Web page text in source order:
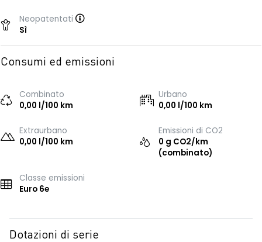
Neopatentati
Sì
Consumi ed emissioni
Combinato
0,00 l/100 km
Urbano
0,00 l/100 km
Extraurbano
0,00 l/100 km
Emissioni di CO2
0 g CO2/km
(combinato)
Classe emissioni
Euro 6e
Dotazioni di serie